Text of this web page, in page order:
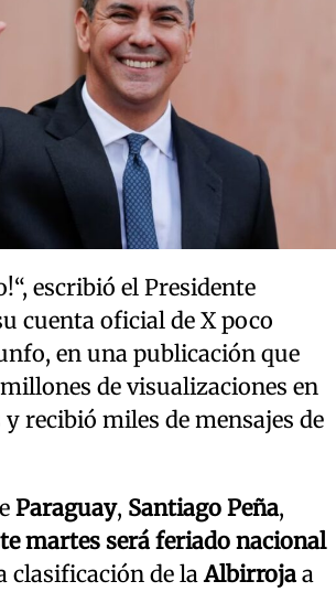
escribió el Presidente
cuenta oficial de X poco
en una publicación que
de visualizaciones en
recibió miles de mensajes de
Paraguay, Santiago Peña,
martes será feriado nacional
clasificación de laAlbirroja a